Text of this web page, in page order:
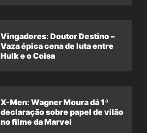
Vingadores: Doutor Destino –
Vaza épica cena de luta entre
Hulk e o Coisa
X-Men: Wagner Moura dá 1ª
declaração sobre papel de vilão
no filme da Marvel